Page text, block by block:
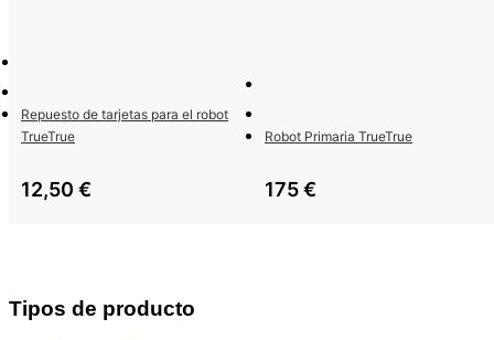
Repuesto de tarjetas para el robot
TrueTrue
12,50 €
Robot Primaria TrueTrue
175€
Tipos de producto